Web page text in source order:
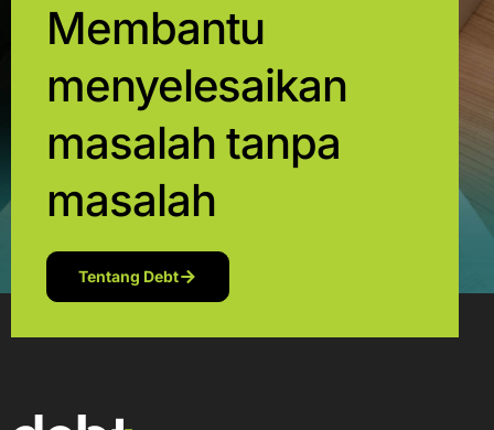
Membantu
menyelesaikan
masalah tanpa
masalah
Tentang Debt